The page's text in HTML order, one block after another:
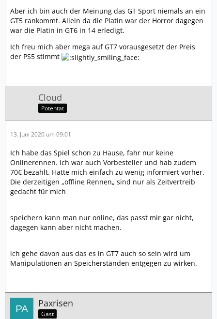
Aber ich bin auch der Meinung das GT Sport niemals an ein
GT5 rankommt. Allein da die Platin war der Horror dagegen
war die Platin in GT6 in 14 erledigt.
Ich freu mich aber mega auf GT7 vorausgesetzt der Preis
der PS5 stimmt
Cloud
Potentat
13. Juni 2020 um 09:01
Ich habe das Spiel schon zu Hause, fahr nur keine
Onlinerennen. Ich war auch Vorbesteller und hab zudem
70€ bezahlt. Hatte mich einfach zu wenig informiert vorher.
Die derzeitigen „offline Rennen„ sind nur als Zeitvertreib
gedacht für mich
speichern kann man nur online, das passt mir gar nicht,
dagegen kann aber nicht machen.
ich gehe davon aus das es in GT7 auch so sein wird um
Manipulationen an Speicherständen entgegen zu wirken.
Paxrisen
Gast